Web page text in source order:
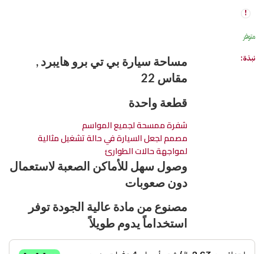
متوفر
نبذة:
مساحة سيارة بي تي برو هايبرد ,
مقاس 22
قطعة واحدة
شفرة ممسحة لجميع المواسم
مصمم لجعل السيارة في حالة تشغيل مثالية
لمواجهة حالات الطوارئ
وصول سهل للأماكن الصعبة لاستعمال
دون صعوبات
مصنوع من مادة عالية الجودة توفر
استخداماً يدوم طويلاً